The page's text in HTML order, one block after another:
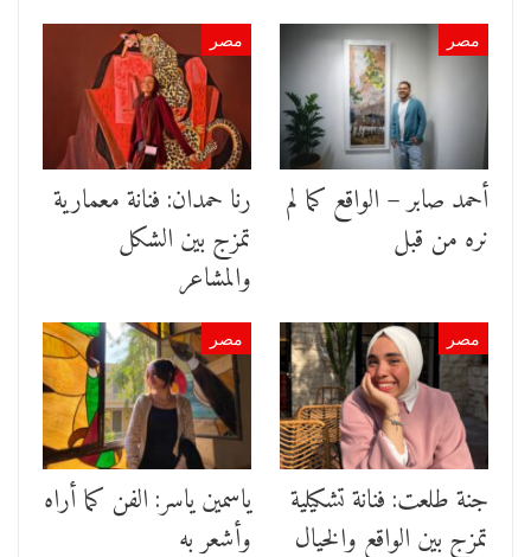
مصر
أحمد صابر – الواقع كما لم
نره من قبل
مصر
رنا حمدان: فنانة معمارية
تمزج بين الشكل
والمشاعر
مصر
جنة طلعت: فنانة تشكيلية
تمزج بين الواقع والخيال
مصر
ياسمين ياسر: الفن كما أراه
وأشعر به